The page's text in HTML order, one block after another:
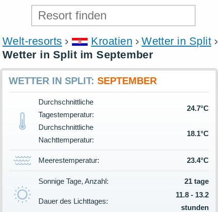
Welt-resorts Kroatien
Wetter in Split
Wetter in Split im September
WETTER IN SPLIT: SEPTEMBER
Durchschnittliche
Tagestemperatur:
24.7°C
Durchschnittliche
Nachttemperatur:
18.1°C
Meerestemperatur: 23.4°C
Sonnige Tage, Anzahl: 21 tage
Dauer des Lichttages:
11.8 - 13.2
stunden